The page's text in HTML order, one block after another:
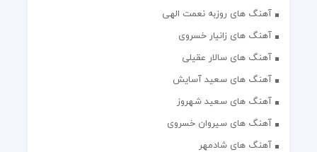
آهنگ های روزبه نعمت الهی
آهنگ های زانیار خسروی
آهنگ های سالار عقیلی
آهنگ های سعید آسایش
آهنگ های سعید شهروز
آهنگ های سیروان خسروی
آهنگ های شادمهر